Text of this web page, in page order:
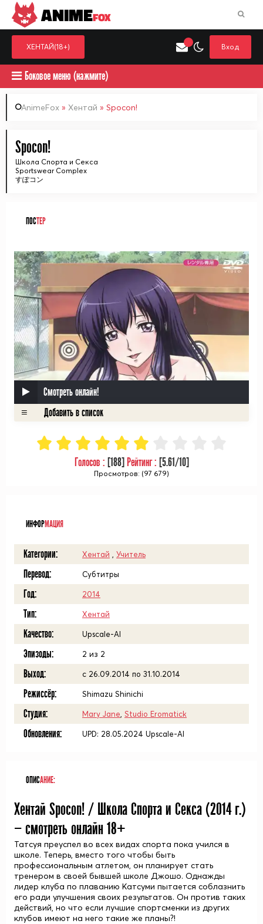
Выберите одну категорию для поиска
ANIMEFOX
ХЕНТАЙ(18+) Вход
Боковое меню (нажмите)
AnimeFox » Хентай » Spocon!
Spocon!
Школа Спорта и Секса
Sportswear Complex
すぽコン
ПОСТЕР
Смотреть онлайн!
Голосов : [188] Рейтинг : [5.61/10]
Просмотров: (97 679)
ИНФОРМАЦИЯ
Категории: Хентай Учитель
Перевод: Субтитры
Год: 2014
Тип: Хентай
Качество: Upscale-AI
Эпизоды: 2 из 2
Выход: с 26.09.2014 по 31.10.2014
Режиссёр: Shimazu Shinichi
Студия: Mary Jane Studio Eromatick
Обновления: UPD: 28.05.2024 Upscale-AI
ОПИСАНИЕ:
Хентай Spocon! / Школа Спорта и Секса (2014г.)
— смотреть онлайн 18+
Татсуя преуспел во всех видах спорта пока учился в
школе. Теперь, вместо того чтобы быть
профессиональным атлетом, он планирует стать
тренером в своей бывшей школе Джошо. Однажды
лидер клуба по плаванию Катсуми пытается соблазнить
его ради улучшения своих результатов. Он против таких
действий, но что если лучшие спортсменки из других
клубов имеют на него такие же планы?!